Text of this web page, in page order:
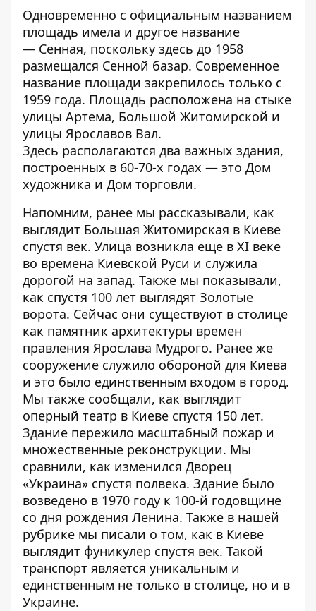
Одновременно с официальным названием
площадь имела и другое название
— Сенная, поскольку здесь до 1958
размещался Сенной базар. Современное
название площади закрепилось только с
1959 года. Площадь расположена на стыке
улицы Артема, Большой Житомирской и
улицы Ярославов Вал.
Здесь располагаются два важных здания,
построенных в 60-70-х годах — это Дом
художника и Дом торговли.
Напомним, ранее мы рассказывали, как
выглядит Большая Житомирская в Киеве
спустя век. Улица возникла еще в XI веке
во времена Киевской Руси и служила
дорогой на запад. Также мы показывали,
как спустя 100 лет выглядят Золотые
ворота. Сейчас они существуют в столице
как памятник архитектуры времен
правления Ярослава Мудрого. Ранее же
сооружение служило обороной для Киева
и это было единственным входом в город.
Мы также сообщали, как выглядит
оперный театр в Киеве спустя 150 лет.
Здание пережило масштабный пожар и
множественные реконструкции. Мы
сравнили, как изменился Дворец
«Украина» спустя полвека. Здание было
возведено в 1970 году к 100-й годовщине
со дня рождения Ленина. Также в нашей
рубрике мы писали о том, как в Киеве
выглядит фуникулер спустя век. Такой
транспорт является уникальным и
единственным не только в столице, но и в
Украине.